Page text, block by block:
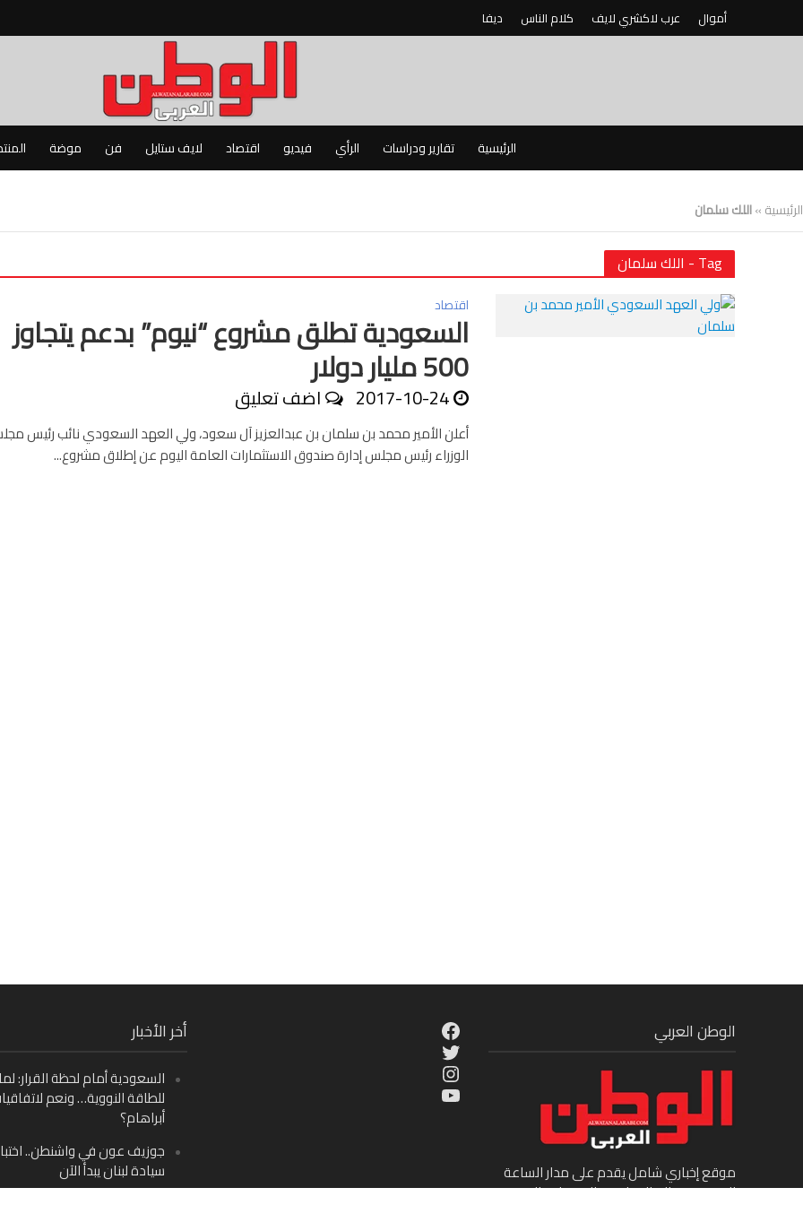
أموال عرب لاكشري لايف كلام الناس ديفا
الرئيسية تقارير ودراسات الرأي فيديو اقتصاد لايف ستايل فن موضة
الرئيسية»اللك سلمان
Tag - اللك سلمان
اقتصاد
السعودية تطلق مشروع “نيوم” بدعم يتجاوز
500 مليار دولار
2017-10-24 اضف تعليق
أعلن الأمير محمد بن سلمان بن عبدالعزيز آل سعود، ولي العهد السعودي نائب رئيس
الوزراء رئيس مجلس إدارة صندوق الاستثمارات العامة اليوم عن إطلاق مشروع...
أخر الأخبار
السعودية أمام لحظة القرار:
للطاقة النووية… ونعم
أبراهام؟
جوزيف عون في واشنطن..
سيادة لبنان يبدأ الآن
Facebook
Twitter
Instagram
YouTube
الوطن العربي
موقع إخباري شامل يقدم على مدار الساعة
الجديد في عالم السياسة والاقتصاد والفن